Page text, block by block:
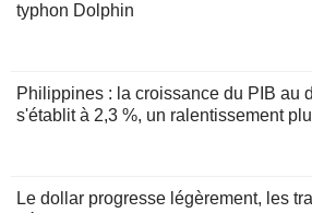
typhon Dolphin
Philippines : la croissance du PIB au
s'établit à 2,3 %, un ralentissement
Le dollar progresse légèrement, les